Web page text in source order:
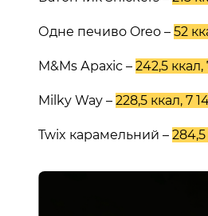
Вінницька область, Україна
«КИЇВСЬКИЙ ШЛЯХ»)
Київська область,
Одне печиво Oreo –52
M&Ms Арахіс –242,5 ккал,
Milky Way –228,5 ккал, 7
Twix карамельний –284,5
та